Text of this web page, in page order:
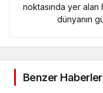
noktasında yer
dünyanın
Benzer Haberler